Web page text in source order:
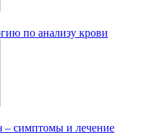
по анализу крови
– симптомы и лечение